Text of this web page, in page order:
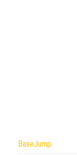
BaseJump